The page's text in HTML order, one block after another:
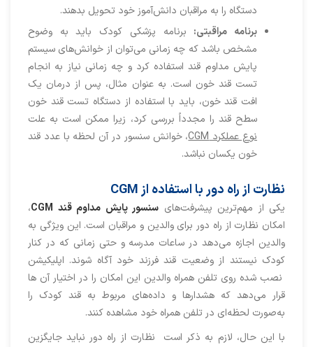
دستگاه را به مراقبان دانش‌آموز خود تحویل بدهند.
برنامه مراقبتی: برنامه پزشکی کودک باید به وضوح
مشخص باشد که چه زمانی می‌توان از خوانش‌های سیستم
پایش مداوم قند استفاده کرد و چه زمانی نیاز به انجام
تست قند خون است. به عنوان مثال، پس از درمان یک
افت قند خون، باید با استفاده از دستگاه تست قند خون
سطح قند را مجدداً بررسی کرد، زیرا ممکن است به علت
نوع عملکردCGM، خوانش‌ سنسور در آن لحظه با عدد قند
خون یکسان نباشد.
نظارت از راه دور با استفاده از CGM
یکی از مهم‌ترین پیشرفت‌های سنسور پایش مداوم قند CGM
،
امکان نظارت از راه دور برای والدین و مراقبان است. این ویژگی به
والدین اجازه می‌دهد در ساعات مدرسه و حتی زمانی که در کنار
کودک نیستند از وضعیت قند فرزند خود آگاه شوند. اپلیکیشن
نصب شده روی تلفن همراه والدین این امکان را در اختیار آن ها
قرار می‌دهد که هشدارها و داده‌های مربوط به قند کودک را
به‌صورت لحظه‌ای در تلفن همراه خود مشاهده کنند.
با این حال، لازم به ذکر است نظارت از راه دور نباید جایگزین